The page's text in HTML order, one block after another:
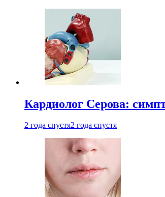
Кардиолог Серова:
2 года спустя2 года спустя